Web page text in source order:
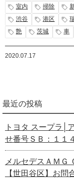
室内
掃除
渋谷
港区
艶
茨城 車
2020.07.17
最近の投稿
トヨタ スープラ│
せ番号ＳＢ：１１
メルセデスＡＭＧ
【世田谷区】お問